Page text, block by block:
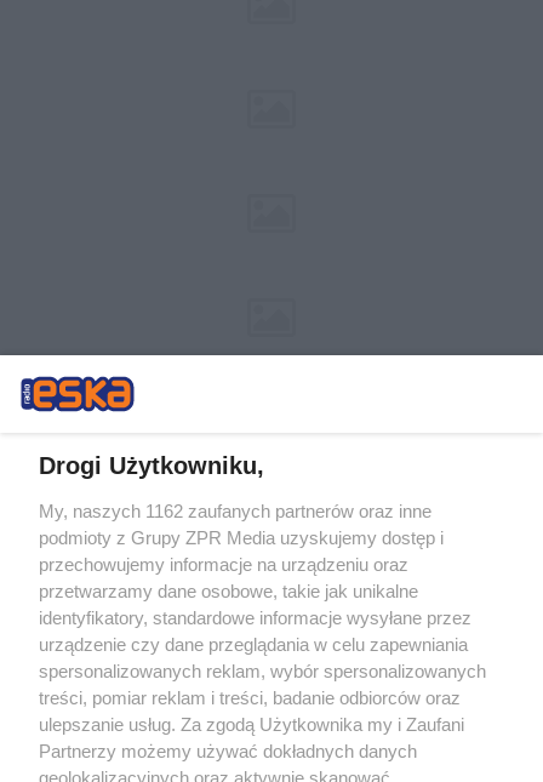
Żaden utwór zamieszczony w serwisie nie może być powielany i
rozpowszechniany lub dalej rozpowszechniany w jakikolwiek sposób (w
tym także elektroniczny lub mechaniczny) na jakimkolwiek polu
eksploatacji w jakiejkolwiek formie, włącznie z umieszczaniem w
Internecie bez pisemnej zgody właściciela praw. Jakiekolwiek użycie lub
wykorzystanie utworów w całości lub w części z naruszeniem prawa,
tzn. bez właściwej zgody, jest zabronione pod groźbą kary i może być
ścigane prawnie.
Drogi Użytkowniku,
My, naszych 1162 zaufanych partnerów oraz inne
podmioty z Grupy ZPR Media uzyskujemy dostęp i
przechowujemy informacje na urządzeniu oraz
przetwarzamy dane osobowe, takie jak unikalne
identyfikatory, standardowe informacje wysyłane przez
urządzenie czy dane przeglądania w celu zapewniania
spersonalizowanych reklam, wybór spersonalizowanych
treści, pomiar reklam i treści, badanie odbiorców oraz
ulepszanie usług. Za zgodą Użytkownika my i Zaufani
Partnerzy możemy używać dokładnych danych
geolokalizacyjnych oraz aktywnie skanować